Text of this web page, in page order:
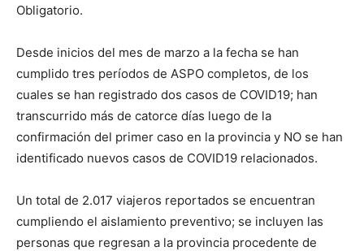
Obligatorio.
Desde inicios del mes de marzo a la fecha se han
cumplido tres períodos de ASPO completos, de los
cuales se han registrado dos casos de COVID19; han
transcurrido más de catorce días luego de la
confirmación del primer caso en la provincia y NO se han
identificado nuevos casos de COVID19 relacionados.
Un total de 2.017 viajeros reportados se encuentran
cumpliendo el aislamiento preventivo; se incluyen las
personas que regresan a la provincia procedente de